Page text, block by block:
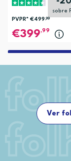
sobre
PVPR* €499,99
399,99
Ver